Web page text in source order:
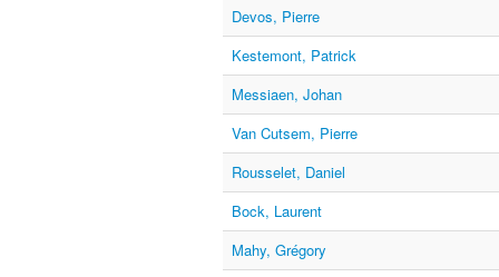
Devos, Pierre
Kestemont, Patrick
Messiaen, Johan
Van Cutsem, Pierre
Rousselet, Daniel
Bock, Laurent
Mahy, Grégory